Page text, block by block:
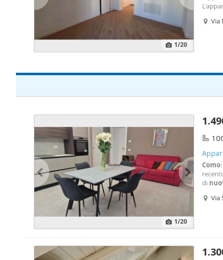
1/20
stile e
Via
1/20
Como
di
Via